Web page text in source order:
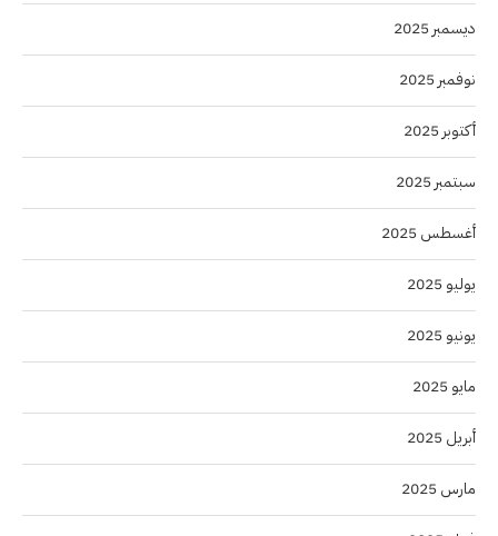
ديسمبر 2025
نوفمبر 2025
أكتوبر 2025
سبتمبر 2025
أغسطس 2025
يوليو 2025
يونيو 2025
مايو 2025
أبريل 2025
مارس 2025